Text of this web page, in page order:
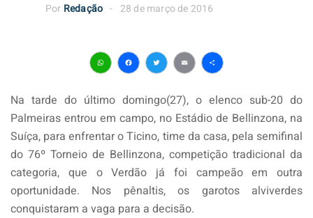
Por Redação 28 de março de 2016
WhatsApp
Facebook
Twitter
EmailShare
Na tarde do último domingo(27), o elenco sub-20 do
Palmeiras entrou em campo, no Estádio de Bellinzona, na
Suíça, para enfrentar o Ticino, time da casa, pela semifinal
do 76º Torneio de Bellinzona, competição tradicional da
categoria, que o Verdão já foi campeão em outra
oportunidade. Nos pênaltis, os garotos alviverdes
conquistaram a vaga para a decisão.